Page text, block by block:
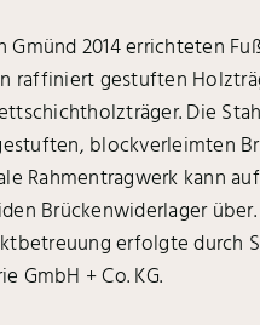
Gmünd 2014 errichteten
raffiniert gestuften
Die
blockverleimten
Rahmentragwerk kann
Brückenwiderlager
erfolgte
GmbH + Co. KG.